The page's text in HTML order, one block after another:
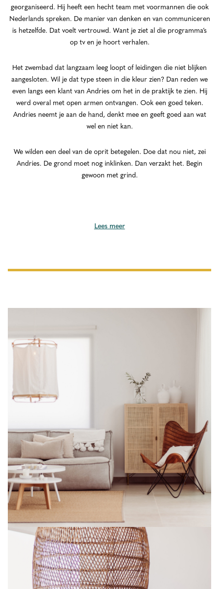
georganiseerd. Hij heeft een hecht team met voormannen die ook
Nederlands spreken. De manier van denken en van communiceren
is hetzelfde. Dat voelt vertrouwd. Want je ziet al die programma’s
op tv en je hoort verhalen.
Het zwembad dat langzaam leeg loopt of leidingen die niet blijken
aangesloten. Wil je dat type steen in die kleur zien? Dan reden we
even langs een klant van Andries om het in de praktijk te zien. Hij
werd overal met open armen ontvangen. Ook een goed teken.
Andries neemt je aan de hand, denkt mee en geeft goed aan wat
wel en niet kan.
We wilden een deel van de oprit betegelen. Doe dat nou niet, zei
Andries. De grond moet nog inklinken. Dan verzakt het. Begin
gewoon met grind.
Lees meer